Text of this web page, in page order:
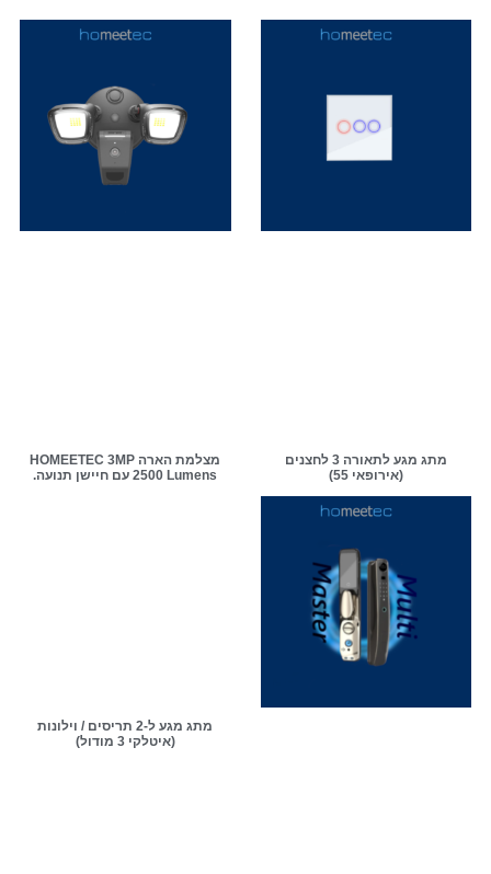
מתג מגע לתאורה 3 לחצנים
(אירופאי 55)
מצלמת הארה HOMEETEC 3MP
2500 Lumens עם חיישן תנועה.
מתג מגע ל-2 תריסים / וילונות
(איטלקי 3 מודול)